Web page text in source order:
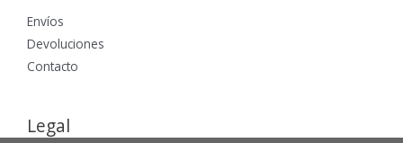
Envíos
Devoluciones
Contacto
Legal